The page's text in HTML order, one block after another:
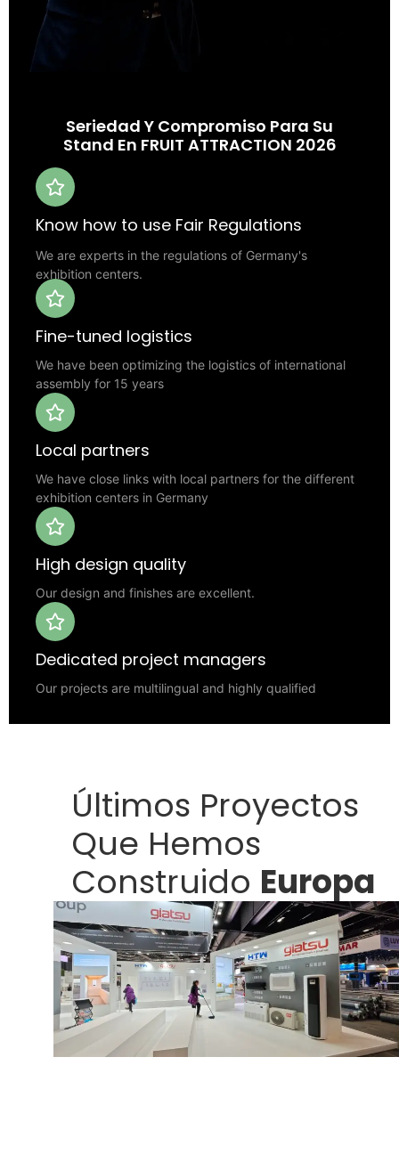
Seriedad Y Compromiso Para Su
Stand En FRUIT ATTRACTION 2026
Know how to use Fair Regulations
We are experts in the regulations of Germany's
exhibition centers.
Fine-tuned logistics
We have been optimizing the logistics of international
assembly for 15 years
Local partners
We have close links with local partners for the different
exhibition centers in Germany
High design quality
Our design and finishes are excellent.
Dedicated project managers
Our projects are multilingual and highly qualified
Últimos Proyectos
Que Hemos
Construido Europa